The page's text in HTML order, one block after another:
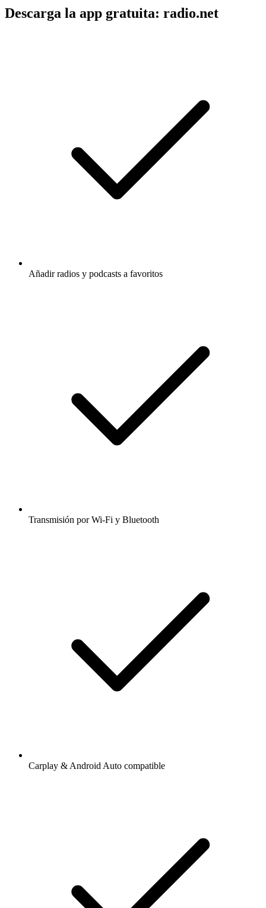
Descarga la app gratuita: radio.net
Añadir radios y podcasts a favoritos
Transmisión por Wi-Fi y Bluetooth
Carplay & Android Auto compatible